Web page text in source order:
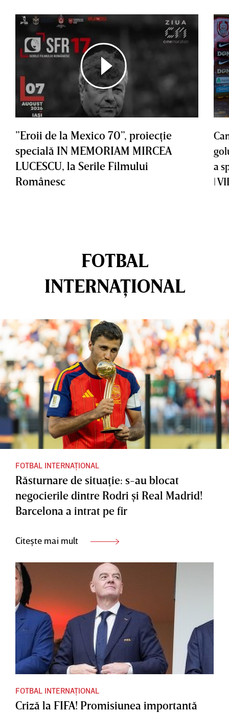
”Eroii de la Mexico 70”, proiecţie
specială IN MEMORIAM MIRCEA
LUCESCU, la Serile Filmului
Românesc
a
|
FOTBAL
INTERNAȚIONAL
FOTBAL INTERNAȚIONAL
Răsturnare de situaţie: s-au blocat
negocierile dintre Rodri şi Real Madrid!
Barcelona a intrat pe fir
Citește mai mult
FOTBAL INTERNAȚIONAL
Criză la FIFA! Promisiunea importantă